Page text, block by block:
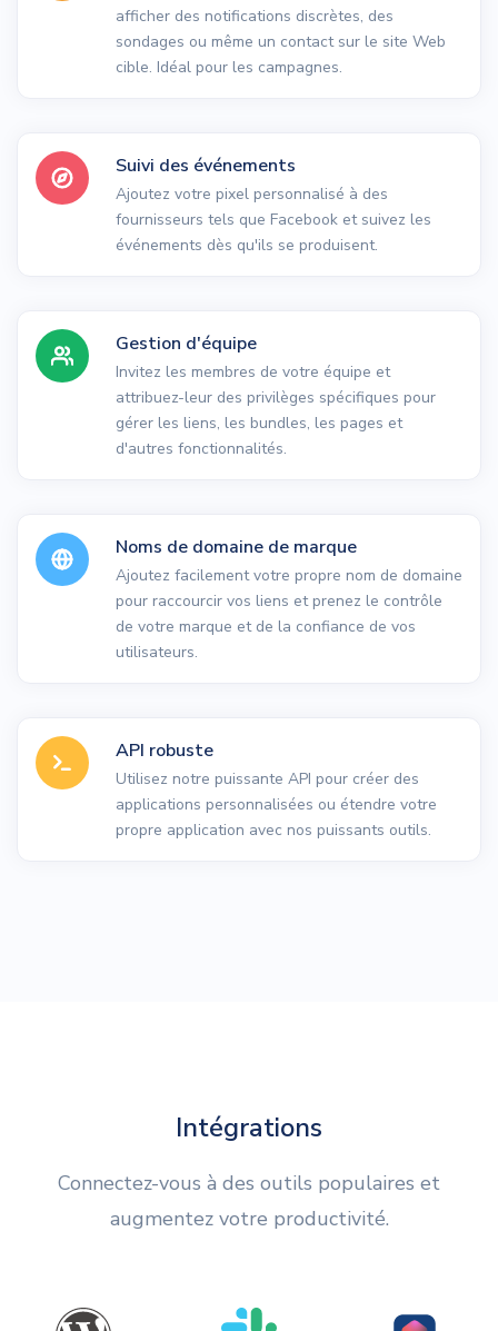
afficher des notifications discrètes, des
sondages ou même un contact sur le site Web
cible. Idéal pour les campagnes.
Suivi des événements
Ajoutez votre pixel personnalisé à des
fournisseurs tels que Facebook et suivez les
événements dès qu'ils se produisent.
Gestion d'équipe
Invitez les membres de votre équipe et
attribuez-leur des privilèges spécifiques pour
gérer les liens, les bundles, les pages et
d'autres fonctionnalités.
Noms de domaine de marque
Ajoutez facilement votre propre nom de domaine
pour raccourcir vos liens et prenez le contrôle
de votre marque et de la confiance de vos
utilisateurs.
API robuste
Utilisez notre puissante API pour créer des
applications personnalisées ou étendre votre
propre application avec nos puissants outils.
Intégrations
Connectez-vous à des outils populaires et
augmentez votre productivité.